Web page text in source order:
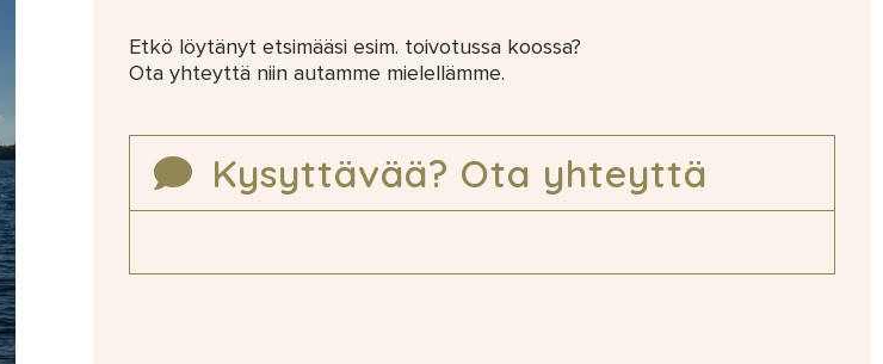
Etkö löytänyt etsimääsi esim. toivotussa koossa?
Ota yhteyttä niin autamme mielellämme.
Kysyttävää? Ota yhteyttä